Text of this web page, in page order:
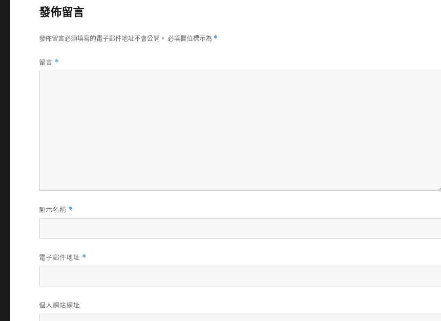
發佈留言
發佈留言必須填寫的電子郵件地址不會公開。 必填欄位標示為 *
留言 *
顯示名稱 *
電子郵件地址 *
個人網站網址